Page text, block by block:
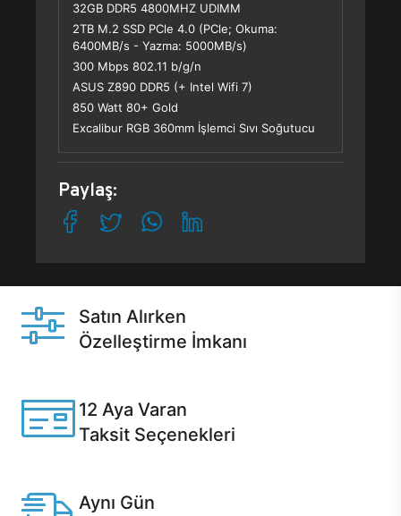
32GB DDR5 4800MHZ UDIMM
2TB M.2 SSD PCle 4.0 (PCle; Okuma:
6400MB/s - Yazma: 5000MB/s)
300 Mbps 802.11 b/g/n
ASUS Z890 DDR5 (+ Intel Wifi 7)
850 Watt 80+ Gold
Excalibur RGB 360mm İşlemci Sıvı Soğutucu
Paylaş:
Satın Alırken
Özelleştirme İmkanı
12 Aya Varan
Taksit Seçenekleri
Aynı Gün